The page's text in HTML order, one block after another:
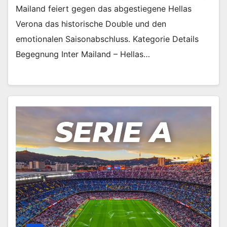
Mailand feiert gegen das abgestiegene Hellas
Verona das historische Double und den
emotionalen Saisonabschluss. Kategorie Details
Begegnung Inter Mailand – Hellas…